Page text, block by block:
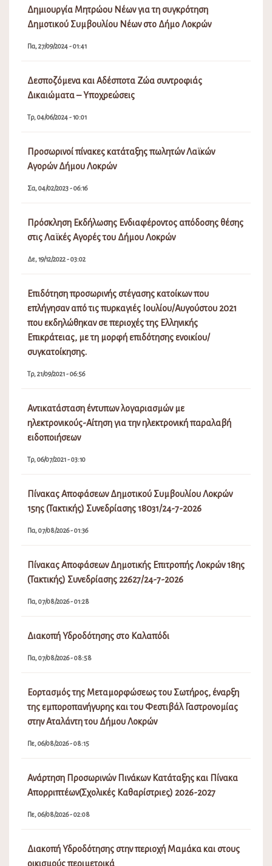
Δημιουργία Μητρώου Νέων για τη συγκρότηση
Δημοτικού Συμβουλίου Νέων στο Δήμο Λοκρών
Πα, 27/09/2024 - 01:41
Δεσποζόμενα και Αδέσποτα Ζώα συντροφιάς
Δικαιώματα – Υποχρεώσεις
Τρ, 04/06/2024 - 10:01
Προσωρινοί πίνακες κατάταξης πωλητών Λαϊκών
Αγορών Δήμου Λοκρών
Σα, 04/02/2023 - 06:16
Πρόσκληση Εκδήλωσης Ενδιαφέροντος απόδοσης θέσης
στις Λαϊκές Αγορές του Δήμου Λοκρών
Δε, 19/12/2022 - 03:02
Επιδότηση προσωρινής στέγασης κατοίκων που
επλήγησαν από τις πυρκαγιές Ιουλίου/Αυγούστου 2021
που εκδηλώθηκαν σε περιοχές της Ελληνικής
Επικράτειας, με τη μορφή επιδότησης ενοικίου/
συγκατοίκησης.
Τρ, 21/09/2021 - 06:56
Αντικατάσταση έντυπων λογαριασμών με
ηλεκτρονικούς-Αίτηση για την ηλεκτρονική παραλαβή
ειδοποιήσεων
Τρ, 06/07/2021 - 03:10
Πίνακας Αποφάσεων Δημοτικού Συμβουλίου Λοκρών
15ης (Τακτικής) Συνεδρίασης 18031/24-7-2026
Πα, 07/08/2026 - 01:36
Πίνακας Αποφάσεων Δημοτικής Επιτροπής Λοκρών 18ης
(Τακτικής) Συνεδρίασης 22627/24-7-2026
Πα, 07/08/2026 - 01:28
Διακοπή Υδροδότησης στο Καλαπόδι
Πα, 07/08/2026 - 08:58
Εορτασμός της Μεταμορφώσεως του Σωτήρος, έναρξη
της εμποροπανήγυρης και του Φεστιβάλ Γαστρονομίας
στην Αταλάντη του Δήμου Λοκρών
Πε, 06/08/2026 - 08:15
Ανάρτηση Προσωρινών Πινάκων Κατάταξης και Πίνακα
Απορριπτέων(Σχολικές Καθαρίστριες) 2026-2027
Πε, 06/08/2026 - 02:08
Διακοπή Υδροδότησης στην περιοχή Μαμάκα και στους
οικισμούς περιμετρικά